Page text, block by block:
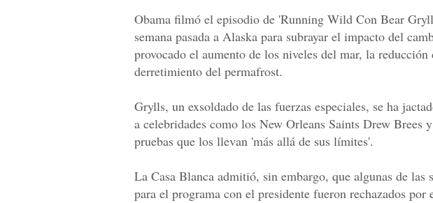
Obama filmó el episodio de 'Running Wild Con Bear
semana pasada a Alaska para subrayar el impacto del
provocado el aumento de los niveles del mar, la
derretimiento del permafrost.
Grylls, un exsoldado de las fuerzas especiales, se ha
a celebridades como los New Orleans Saints Drew Brees
pruebas que los llevan 'más allá de sus límites'.
La Casa Blanca admitió, sin embargo, que algunas de las
para el programa con el presidente fueron rechazados por